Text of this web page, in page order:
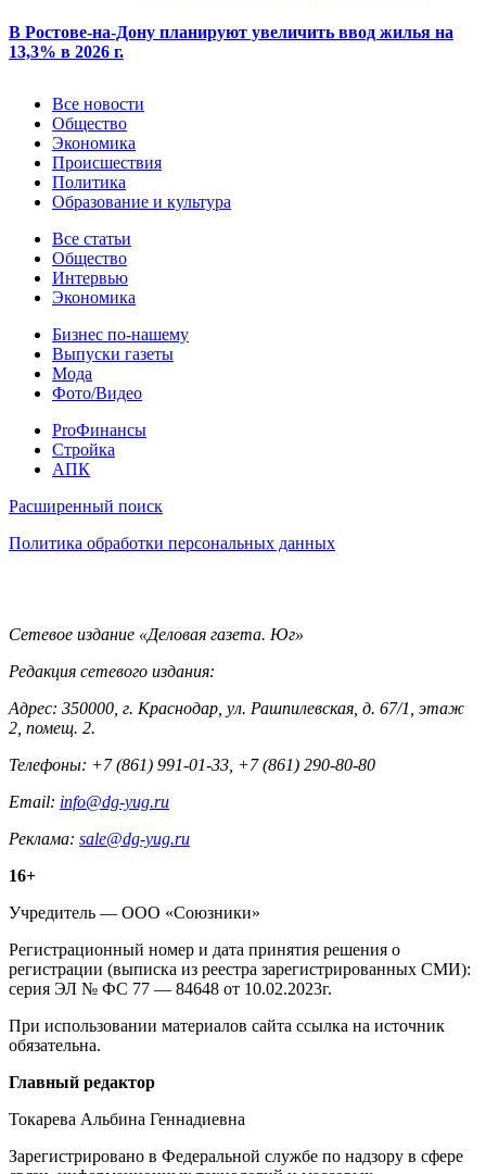
В Ростове-на-Дону планируют увеличить ввод жилья на
13,3% в 2026 г.
Новости
Все новости
Общество
Экономика
Происшествия
Политика
Образование и культура
Статьи
Все статьи
Общество
Интервью
Экономика
Разное
Бизнес по-нашему
Выпуски газеты
Мода
Фото/Видео
Pro
ProФинансы
Стройка
АПК
Информация
Расширенный поиск
Политика обработки персональных данных
Контакты
Сетевое издание «Деловая газета. Юг»
Редакция сетевого издания:
Адрес: 350000, г. Краснодар, ул. Рашпилевская, д. 67/1, этаж
2, помещ. 2.
Телефоны: +7 (861) 991-01-33, +7 (861) 290-80-80
Email: info@dg-yug.ru
Реклама: sale@dg-yug.ru
Информация
о
издании
16+
Учредитель — ООО «Союзники»
Регистрационный номер и дата принятия решения о
регистрации (выписка из реестра зарегистрированных СМИ):
серия ЭЛ № ФС 77 — 84648 от 10.02.2023г.
При использовании материалов сайта ссылка на источник
обязательна.
Редакция
Главный редактор
Токарева Альбина Геннадиевна
Зарегистрировано в Федеральной службе по надзору в сфере